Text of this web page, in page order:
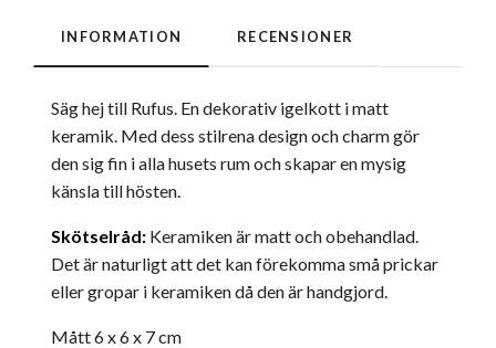
INFORMATION RECENSIONER
Säg hej till Rufus. En dekorativ igelkott i matt
keramik. Med dess stilrena design och charm gör
den sig fin i alla husets rum och skapar en mysig
känsla till hösten.
Skötselråd: Keramiken är matt och obehandlad.
Det är naturligt att det kan förekomma små prickar
eller gropar i keramiken då den är handgjord.
Mått 6x 6 x 7 cm